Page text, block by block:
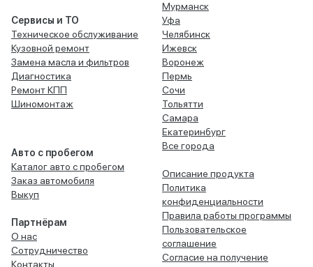
Сервисы и ТО
Техническое обслуживание
Кузовной ремонт
Замена масла и фильтров
Диагностика
Ремонт КПП
Шиномонтаж
Авто с пробегом
Каталог авто с пробегом
Заказ автомобиля
Выкуп
Партнёрам
О нас
Сотрудничество
Контакты
Мурманск
Уфа
Челябинск
Ижевск
Воронеж
Пермь
Сочи
Тольятти
Самара
Екатеринбург
Все города
Описание продукта
Политика
конфиденциальности
Правила работы программы
Пользовательское
соглашение
Согласие на получение